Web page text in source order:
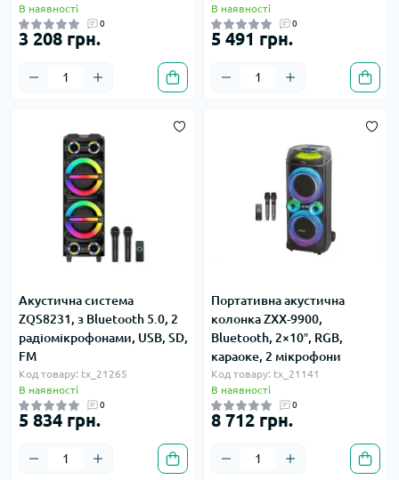
В наявності
0
3 208 грн.
В наявності
0
5 491 грн.
Акустична система
ZQS8231, з Bluetooth 5.0, 2
радіомікрофонами, USB, SD,
FM
Код товару: tx_21265
В наявності
0
5 834 грн.
Портативна акустична
колонка ZXX-9900,
Bluetooth, 2×10″, RGB,
караоке, 2 мікрофони
Код товару: tx_21141
В наявності
0
8 712 грн.